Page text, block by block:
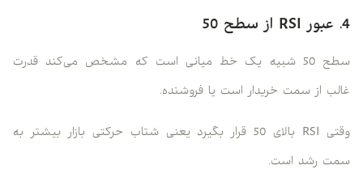
4. عبور RSI از سطح 50
سطح 50 شبیه یک خط میانی است که مشخص می‌کند قدرت
غالب از سمت خریدار است یا فروشنده.
وقتی RSI بالای 50 قرار بگیرد یعنی شتاب حرکتی بازار بیشتر به
سمت رشد است.